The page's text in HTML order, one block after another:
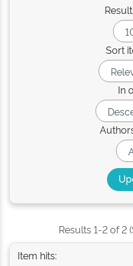
Sort
In
Results 1-2 of 2
Item hits: